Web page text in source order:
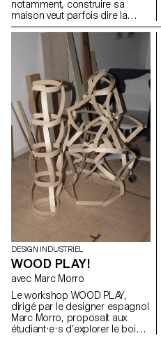
notamment, construire sa
maison veut parfois dire la
construire soi-même. Avec peu
d’outils, peu de moyens et ce
qu’on a sous la main. Tijolo est
né de cette réalité. Un kit de
briques en terre crue, séchées
à l’air libre, faites de terre, d’eau
et de papier recyclé. Elles
s’emboîtent en quinconce,
sans mortier, sans outillage
lourd. Sur leur face, deux
volumes : pour clipser des
gaines, des tuyaux. Sans
percer, sans casser. On peut
changer d’avis. On peut aussi
les boucher, laisser une trace,
un rythme.
DESIGN INDUSTRIEL
WOOD PLAY!
avec Marc Morro
Le workshop WOOD PLAY,
dirigé par le designer espagnol
Marc Morro, proposait aux
étudiant·e·s d’explorer le bois